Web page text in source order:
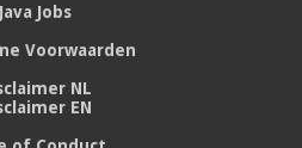
Java Jobs
Voorwaarden
NL
EN